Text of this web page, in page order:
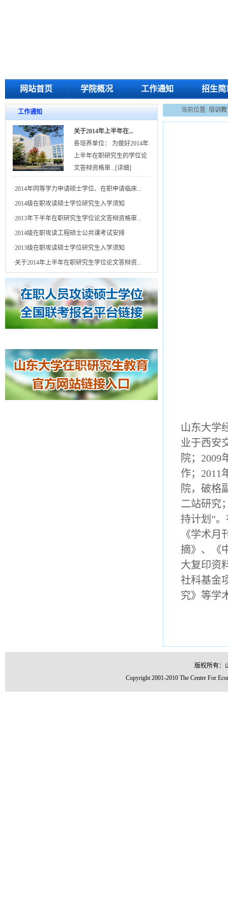
网站首页 学院概况 工作通知 招生简
工作通知
关于2014年上半年在...
各培养单位： 为做好2014年
上半年在职研究生的学位论
文答辩资格审... [详细]
·2014年同等学力申请硕士学位、在职申请临床...
·2014级在职攻读硕士学位研究生入学须知
·2013年下半年在职研究生学位论文答辩资格审...
·2014级在职攻读工程硕士公共课考试安排
·2013级在职攻读硕士学位研究生入学须知
·关于2014年上半年在职研究生学位论文答辩资...
当前位置: 培训
山东大学
业于西安
院；2009
作；2011
院，破格
二站研究
持计划”
《学术
摘》、《
大复印资
社科基金
究》等学
版权所有：
Copyright 2001-2010 The Center For